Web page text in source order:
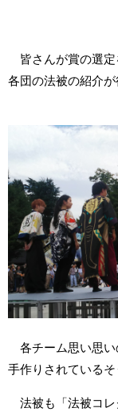
皆さんが賞の選定
各団の法被の紹介が
各チーム思い思い
手作りされているそ
法被も「法被コレ